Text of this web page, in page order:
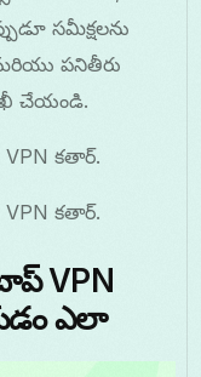
సమీక్షలను
పనితీరు
చేయండి.
కతార్.
కతార్.
VPN
ఎలా